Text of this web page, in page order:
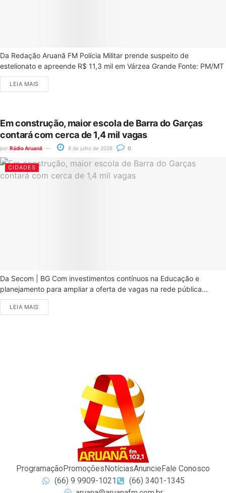
Da Redação Aruanã FM Polícia Militar prende suspeito de
estelionato e apreende R$ 11,3 mil em Várzea Grande Fonte: PM/MT
LEIA MAIS
Em construção, maior escola de Barra do Garças
contará com cerca de 1,4 mil vagas
por Rádio Aruanã 8 de julho de 2026 0
CIDADES
Da Secom | BG Com investimentos contínuos na Educação e
planejamento para ampliar a oferta de vagas na rede pública...
LEIA MAIS
Programação Promoções NotíciasAnuncie Fale Conosco
(66) 9 9909-1021
(66) 3401-1345